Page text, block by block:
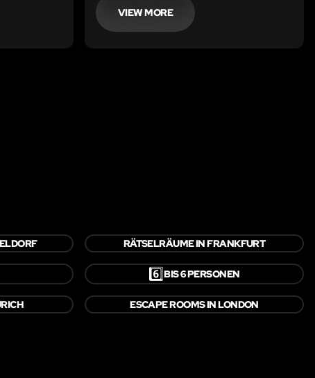
VIEW MORE
RÄTSELRÄUME IN FRANKFURT
6️⃣BIS 6 PERSONEN
ESCAPE ROOMS IN LONDON